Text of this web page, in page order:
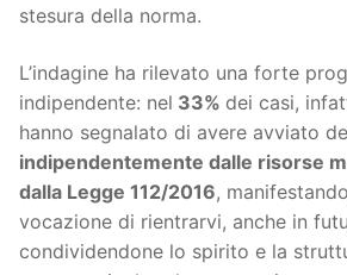
stesura della norma.
L’indagine ha rilevato una forte
indipendente: nel 33% dei casi,
hanno segnalato di avere avviato
indipendentemente dalle risorse
dalla Legge 112/2016,
vocazione di rientrarvi, anche in
condividendone lo spirito e la